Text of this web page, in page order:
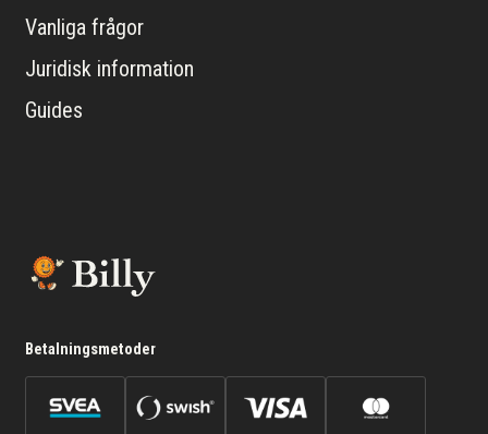
Vanliga frågor
Juridisk information
Guides
Betalningsmetoder